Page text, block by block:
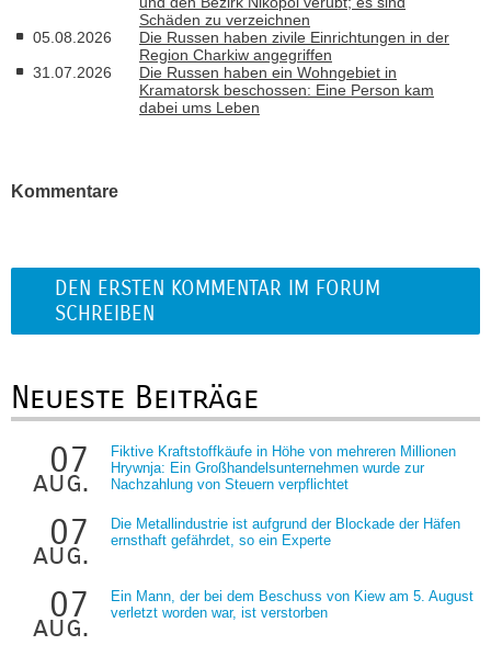
Schäden zu verzeichnen
05.08.2026
Die Russen haben zivile Einrichtungen in der
Region Charkiw angegriffen
31.07.2026
Die Russen haben ein Wohngebiet in
Kramatorsk beschossen: Eine Person kam
dabei ums Leben
Kommentare
DEN ERSTEN KOMMENTAR IM FORUM
SCHREIBEN
Neueste Beiträge
07
aug.
Fiktive Kraftstoffkäufe in Höhe von mehreren Millionen
Hrywnja: Ein Großhandelsunternehmen wurde zur
Nachzahlung von Steuern verpflichtet
07
aug.
Die Metallindustrie ist aufgrund der Blockade der Häfen
ernsthaft gefährdet, so ein Experte
07
aug.
Ein Mann, der bei dem Beschuss von Kiew am 5. August
verletzt worden war, ist verstorben